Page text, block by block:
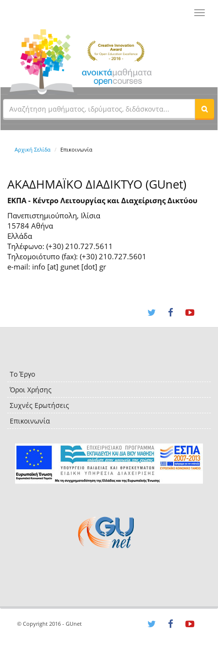
Αρχική Σελίδα Επικοινωνία
ΑΚΑΔΗΜΑΪΚΟ ΔΙΑΔΙΚΤΥΟ (GUnet)
ΕΚΠΑ - Κέντρο Λειτουργίας και Διαχείρισης Δικτύου
Πανεπιστημιούπολη, Ιλίσια
15784 Αθήνα
Ελλάδα
Τηλέφωνο: (+30) 210.727.5611
Τηλεομοιότυπο (fax): (+30) 210.727.5601
e-mail: info [at] gunet [dot] gr
Το Έργο
Όροι Χρήσης
Συχνές Ερωτήσεις
Επικοινωνία
© Copyright 2016 - GUnet